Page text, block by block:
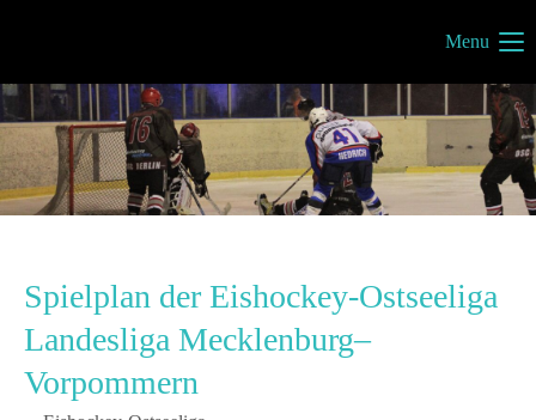
Vilma Jönsson
Fresiavej 4C
4420 Regstrup
Dänemark
Kontakt
info@mueritzportal.de
Menu
Spielplan der Eishockey-Ostseeliga
Landesliga Mecklenburg–
Vorpommern